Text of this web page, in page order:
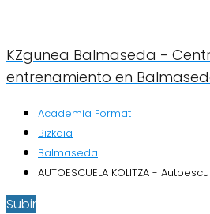
KZgunea Balmaseda -
entrenamiento en
Academia Format
Bizkaia
Balmaseda
AUTOESCUELA KOLITZA -
Subir